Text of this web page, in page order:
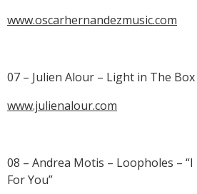
www.oscarhernandezmusic.com
07 – Julien Alour – Light in The Box
www.julienalour.com
08 – Andrea Motis – Loopholes –
For You”